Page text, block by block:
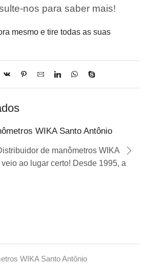
nos para saber mais!
mesmo e tire todas as suas
WIKA Santo Antônio
de manômetros WIKA
ao lugar certo! Desde 1995, a
WIKA Santo Antônio